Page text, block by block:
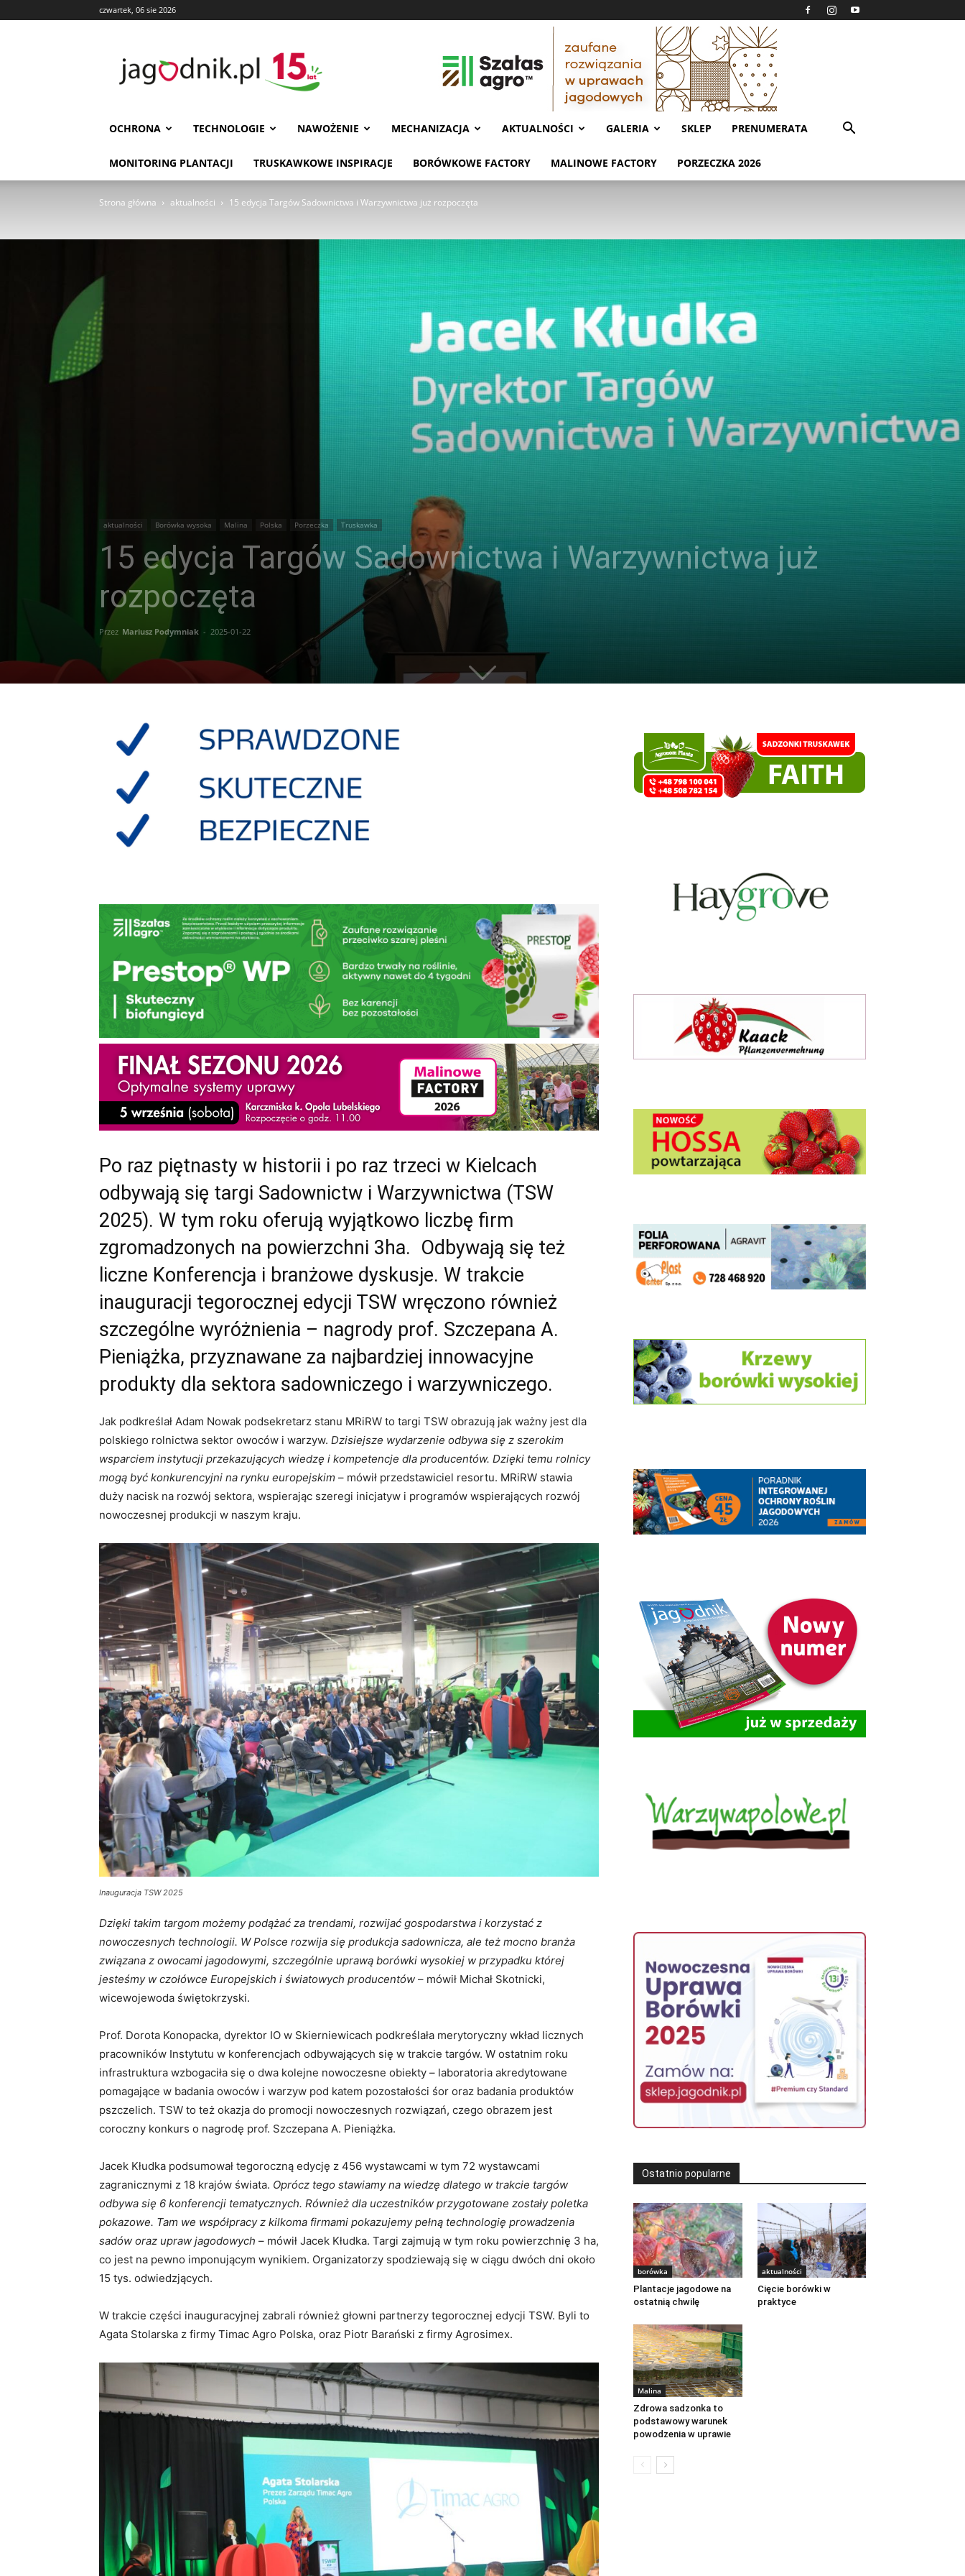
czwartek, 06 sie 2026
OCHRONA TECHNOLOGIE NAWOŻENIE MECHANIZACJA AKTUALNOŚCI GALERIA SKLEP PRENUMERATA
MONITORING PLANTACJI TRUSKAWKOWE INSPIRACJE BORÓWKOWE FACTORY MALINOWE FACTORY PORZECZKA 2026
Strona główna aktualności 15 edycja Targów Sadownictwa i Warzywnictwa już rozpoczęta
aktualności Borówka wysoka Malina Polska Porzeczka Truskawka
15 edycja Targów Sadownictwa i Warzywnictwa już
rozpoczęta
Przez Mariusz Podymniak - 2025-01-22
Po raz piętnasty w historii i po raz trzeci w Kielcach
odbywają się targi Sadownictw i Warzywnictwa (TSW
2025). W tym roku oferują wyjątkowo liczbę firm
zgromadzonych na powierzchni 3ha. Odbywają się też
liczne Konferencja i branżowe dyskusje. W trakcie
inauguracji tegorocznej edycji TSW wręczono również
szczególne wyróżnienia – nagrody prof. Szczepana A.
Pieniążka, przyznawane za najbardziej innowacyjne
produkty dla sektora sadowniczego i warzywniczego.
Jak podkreślał Adam Nowak podsekretarz stanu MRiRW to targi TSW obrazują jak ważny jest dla
polskiego rolnictwa sektor owoców i warzyw. Dzisiejsze wydarzenie odbywa się z szerokim
wsparciem instytucji przekazujących wiedzę i kompetencje dla producentów. Dzięki temu rolnicy
mogą być konkurencyjni na rynku europejskim – mówił przedstawiciel resortu. MRiRW stawia
duży nacisk na rozwój sektora, wspierając szeregi inicjatyw i programów wspierających rozwój
nowoczesnej produkcji w naszym kraju.
Inauguracja TSW 2025
Dzięki takim targom możemy podążać za trendami, rozwijać gospodarstwa i korzystać z
nowoczesnych technologii. W Polsce rozwija się produkcja sadownicza, ale też mocno branża
związana z owocami jagodowymi, szczególnie uprawą borówki wysokiej w przypadku której
jesteśmy w czołówce Europejskich i światowych producentów – mówił Michał Skotnicki,
wicewojewoda świętokrzyski.
Prof. Dorota Konopacka, dyrektor IO w Skierniewicach podkreślała merytoryczny wkład licznych
pracowników Instytutu w konferencjach odbywających się w trakcie targów. W ostatnim roku
infrastruktura wzbogaciła się o dwa kolejne nowoczesne obiekty – laboratoria akredytowane
pomagające w badania owoców i warzyw pod katem pozostałości śor oraz badania produktów
pszczelich. TSW to też okazja do promocji nowoczesnych rozwiązań, czego obrazem jest
coroczny konkurs o nagrodę prof. Szczepana A. Pieniążka.
Jacek Kłudka podsumował tegoroczną edycję z 456 wystawcami w tym 72 wystawcami
zagranicznymi z 18 krajów świata. Oprócz tego stawiamy na wiedzę dlatego w trakcie targów
odbywa się 6 konferencji tematycznych. Również dla uczestników przygotowane zostały poletka
pokazowe. Tam we współpracy z kilkoma firmami pokazujemy pełną technologię prowadzenia
sadów oraz upraw jagodowych – mówił Jacek Kłudka. Targi zajmują w tym roku powierzchnię 3 ha,
co jest na pewno imponującym wynikiem. Organizatorzy spodziewają się w ciągu dwóch dni około
15 tys. odwiedzjących.
W trakcie części inauguracyjnej zabrali również głowni partnerzy tegorocznej edycji TSW. Byli to
Agata Stolarska z firmy Timac Agro Polska, oraz Piotr Barański z firmy Agrosimex.
Ostatnio popularne
borówka
Plantacje jagodowe na
ostatnią chwilę
aktualności
Cięcie borówki w
praktyce
Malina
Zdrowa sadzonka to
podstawowy warunek
powodzenia w uprawie